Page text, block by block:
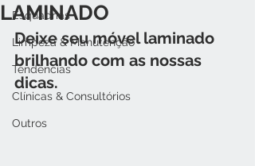
Esquadrias
Limpeza & Manutenção
Tendências
Clínicas & Consultórios
Outros
LAMINADO
Deixe seu móvel laminado
brilhando com as nossas
dicas.